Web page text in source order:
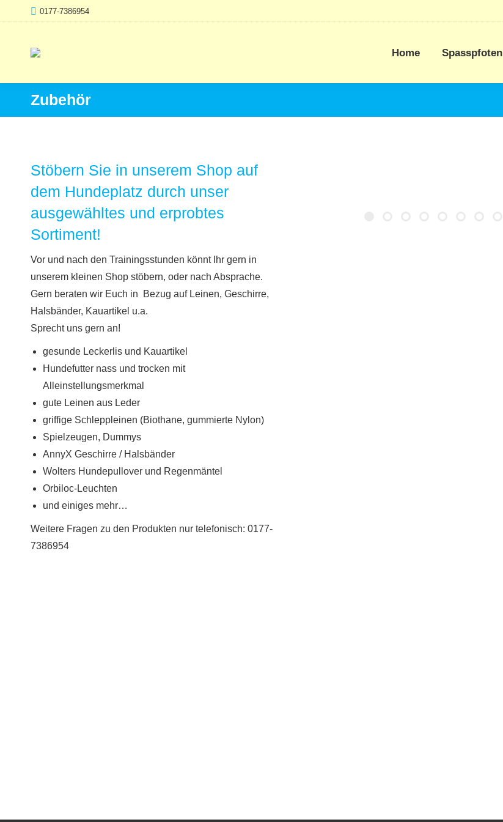
0177-7386954
Home Spasspfoten
Zubehör
Stöbern Sie in unserem Shop auf
dem Hundeplatz durch unser
ausgewähltes und erprobtes
Sortiment!
Vor und nach den Trainingsstunden könnt Ihr gern in
unserem kleinen Shop stöbern, oder nach Absprache.
Gern beraten wir Euch in Bezug auf Leinen, Geschirre,
Halsbänder, Kauartikel u.a.
Sprecht uns gern an!
gesunde Leckerlis und Kauartikel
Hundefutter nass und trocken mit
Alleinstellungsmerkmal
gute Leinen aus Leder
griffige Schleppleinen (Biothane, gummierte Nylon)
Spielzeugen, Dummys
AnnyX Geschirre / Halsbänder
Wolters Hundepullover und Regenmäntel
Orbiloc-Leuchten
und einiges mehr…
Weitere Fragen zu den Produkten nur telefonisch: 0177-
7386954
Home Spasspfoten